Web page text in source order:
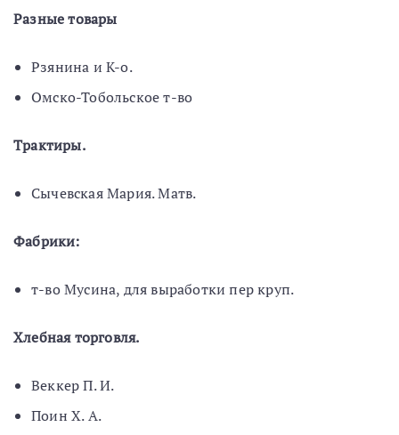
Разные товары
Рзянина и К-о.
Омско-Тобольское т-во
Трактиры.
Сычевская Мария. Матв.
Фабрики:
т-во Мусина, для выработки пер круп.
Хлебная торговля.
Веккер П. И.
Поин X. А.